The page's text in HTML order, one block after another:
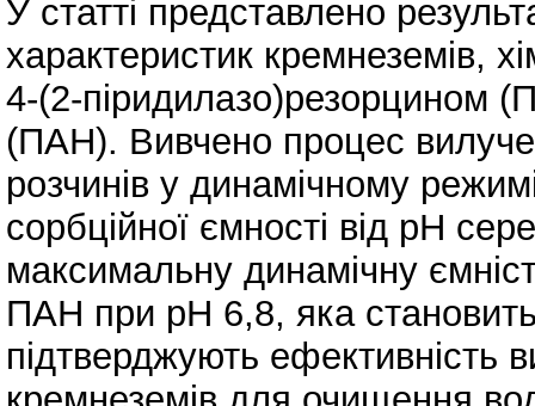
У статті представлено
характеристик кремнеземів,
4-(2-піридилазо)резорцином
(ПАН). Вивчено процес
розчинів у динамічному
сорбційної ємності від рН
максимальну динамічну
ПАН при рН 6,8, яка
підтверджують ефективність